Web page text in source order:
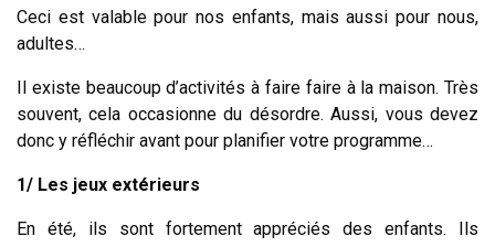
Ceci est valable pour nos enfants, mais aussi pour nous,
adultes…
Il existe beaucoup d’activités à faire faire à la maison. Très
souvent, cela occasionne du désordre. Aussi, vous devez
donc y réfléchir avant pour planifier votre programme…
1/ Les jeux extérieurs
En été, ils sont fortement appréciés des enfants. Ils